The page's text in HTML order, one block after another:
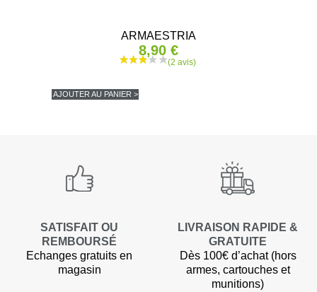
ARMAESTRIA
8,90 €
AJOUTER AU PANIER >
SATISFAIT OU
REMBOURSÉ
Echanges gratuits en
magasin
LIVRAISON RAPIDE &
GRATUITE
Dès 100€ d’achat (hors
armes, cartouches et
munitions)